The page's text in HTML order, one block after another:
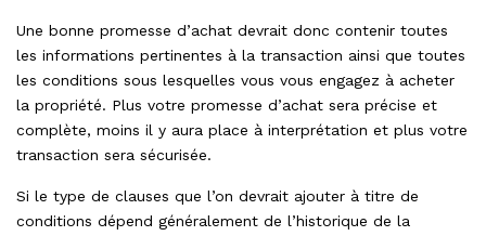
Une bonne promesse d’achat devrait donc contenir toutes
les informations pertinentes à la transaction ainsi que toutes
les conditions sous lesquelles vous vous engagez à acheter
la propriété. Plus votre promesse d’achat sera précise et
complète, moins il y aura place à interprétation et plus votre
transaction sera sécurisée.
Si le type de clauses que l’on devrait ajouter à titre de
conditions dépend généralement de l’historique de la